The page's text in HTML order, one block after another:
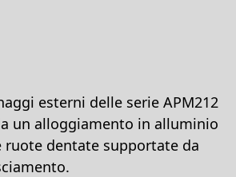
esterni delle serie APM212
un alloggiamento in alluminio
ruote dentate supportate da